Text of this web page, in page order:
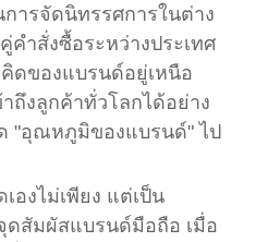
ารจัดนิทรรศการในต่าง
คำสั่งซื้อระหว่างประเทศ
ดของแบรนด์อยู่เหนือ
ถึงลูกค้าทั่วโลกได้อย่าง
"อุณหภูมิของแบรนด์" ไป
องไม่เพียง แต่เป็น
ดสัมผัสแบรนด์มือถือ เมื่อ